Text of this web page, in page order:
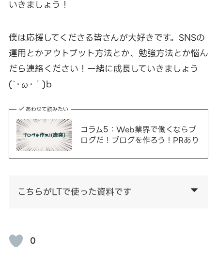
いきましょう！
僕は応援してくださる皆さんが大好きです。SNSの
運用とかアウトプット方法とか、勉強方法とか悩ん
だら連絡ください！一緒に成長していきましょう
(`･ω･´)b
あわせて読みたい
コラム5：Web業界で働くならブ
ログだ！ブログを作ろう！PRあり
こちらがLTで使った資料です
0